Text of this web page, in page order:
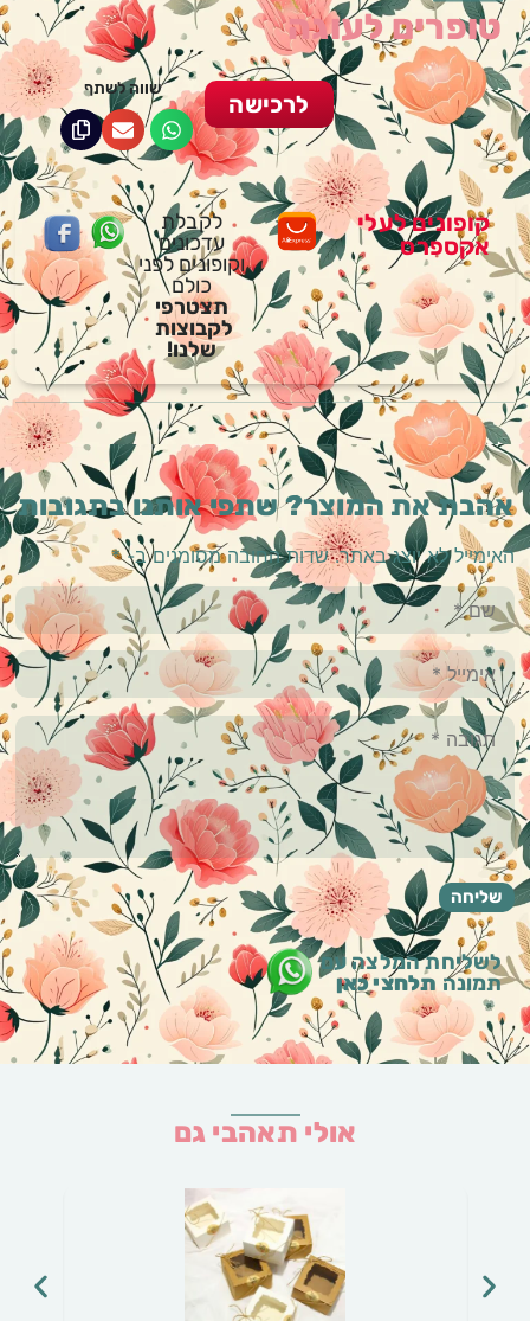
טופרים לעוגה
שווה לשתף
לרכישה
לקבלת
עדכונים
וקופונים לפני
כולם
תצטרפי
לקבוצות
שלנו!
קופונים לעלי
אקספרס
אהבת את המוצר? שתפי אותנו בתגובות
האימייל לא יוצג באתר. שדות החובה מסומנים ב-*
לשליחת המלצה עם
תמונה תלחצי כאן
אולי תאהבי גם